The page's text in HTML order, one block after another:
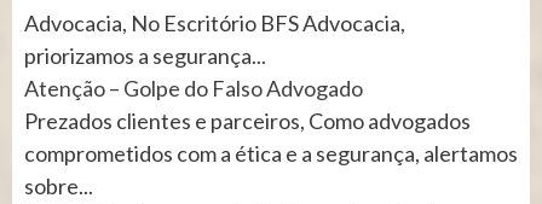
Advocacia, No Escritório BFS Advocacia,
priorizamos a segurança...
Atenção – Golpe do Falso Advogado
Prezados clientes e parceiros, Como advogados
comprometidos com a ética e a segurança, alertamos
sobre...